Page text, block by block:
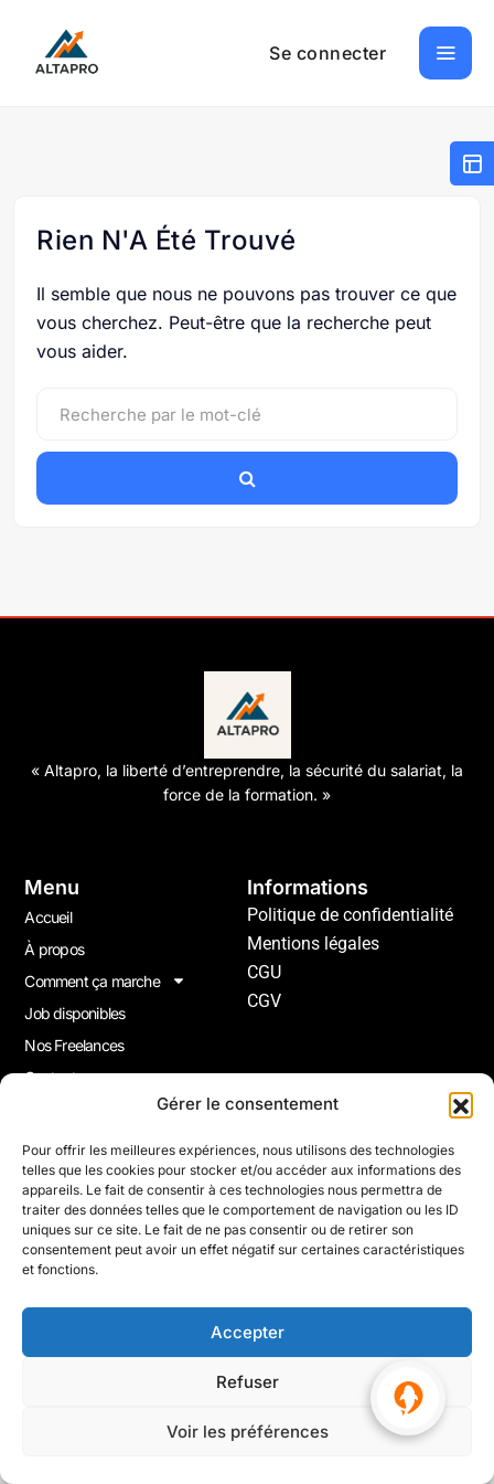
Gérer le consentement
Pour offrir les meilleures expériences, nous utilisons des technologies
telles que les cookies pour stocker et/ou accéder aux informations des
appareils. Le fait de consentir à ces technologies nous permettra de
traiter des données telles que le comportement de navigation ou les ID
uniques sur ce site. Le fait de ne pas consentir ou de retirer son
consentement peut avoir un effet négatif sur certaines caractéristiques
et fonctions.
Accepter
Refuser
Voir les préférences
Se connecter
Rien N'A Été Trouvé
Il semble que nous ne pouvons pas trouver ce que
vous cherchez. Peut-être que la recherche peut
vous aider.
« Altapro, la liberté d’entreprendre, la sécurité du salariat, la
force de la formation. »
Menu
Accueil
À propos
Comment ça marche
Job disponibles
Nos Freelances
Contact
Informations
Politique de confidentialité
Mentions légales
CGU
CGV
Joindre La Newsletter
Inscrivez-vous à notre newsletter pour recevoir gratuitement
nos nouveautés, des inspirations et bien plus encore.
S'inscrire
© 2026 Altapro | Tous droits Réservés.